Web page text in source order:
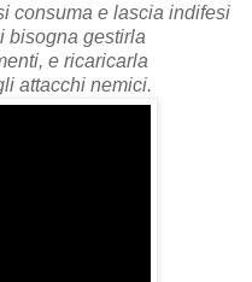
consuma e lascia indifesi
bisogna gestirla
e ricaricarla
attacchi nemici.